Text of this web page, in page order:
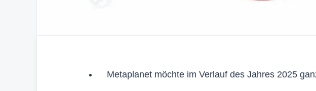
Metaplanet möchte im Verlauf des Jahres 2025